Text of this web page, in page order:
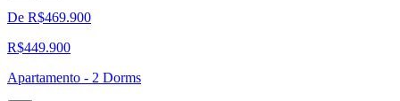
De R$469.900
R$449.900
Apartamento - 2 Dorms